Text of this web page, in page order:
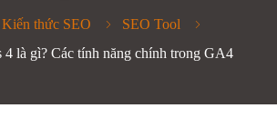
Kiến thức SEO
SEO Tool
4 là gì? Các tính năng chính trong GA4